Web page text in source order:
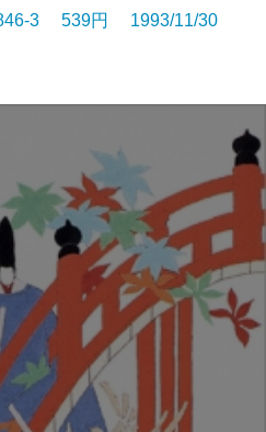
3 539円 1993/11/30